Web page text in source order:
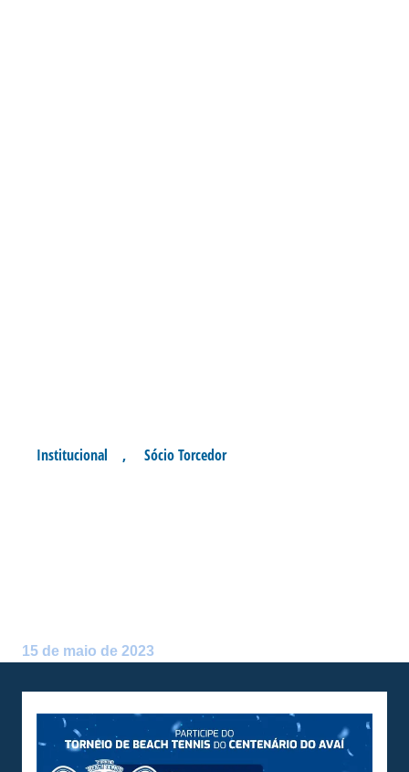
Institucional , Sócio Torcedor
15 de maio de 2023